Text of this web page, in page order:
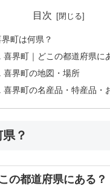
目次
界町は何県？
喜界町｜どこの都道府県に
喜界町の地図・場所
喜界町の名産品・特産品・
？
の都道府県にある？